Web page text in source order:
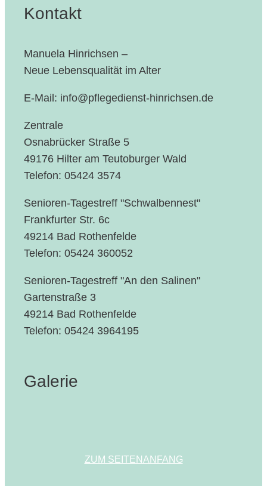
Kontakt
Manuela Hinrichsen –
Neue Lebensqualität im Alter
E-Mail: info@pflegedienst-hinrichsen.de
Zentrale
Osnabrücker Straße 5
49176 Hilter am Teutoburger Wald
Telefon: 05424 3574
Senioren-Tagestreff "Schwalbennest"
Frankfurter Str. 6c
49214 Bad Rothenfelde
Telefon: 05424 360052
Senioren-Tagestreff "An den Salinen"
Gartenstraße 3
49214 Bad Rothenfelde
Telefon: 05424 3964195
Galerie
ZUM SEITENANFANG